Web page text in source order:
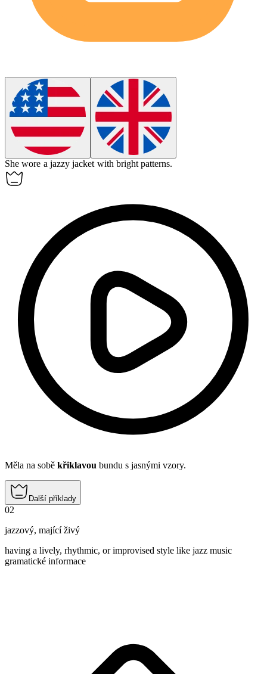
She wore a jazzy jacket with bright patterns.
Měla na sobě křiklavou bundu s jasnými vzory.
Další příklady
02
jazzový, mající živý
having a lively, rhythmic, or improvised style like jazz music
gramatické informace